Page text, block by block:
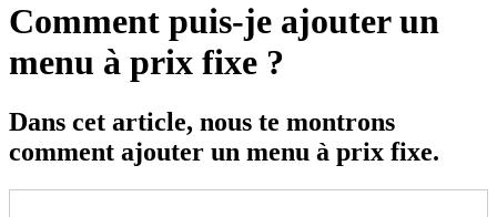
Comment puis-je ajouter un
menu à prix fixe ?
Dans cet article, nous te montrons
comment ajouter un menu à prix fixe.